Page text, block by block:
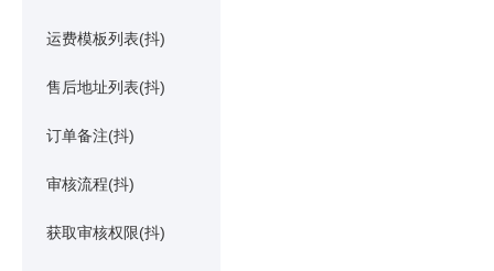
运费模板列表(抖)
售后地址列表(抖)
订单备注(抖)
审核流程(抖)
获取审核权限(抖)